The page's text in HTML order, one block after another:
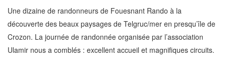
Une dizaine de randonneurs de Fouesnant Rando à la
découverte des beaux paysages de Telgruc/mer en presqu’île de
Crozon. La journée de randonnée organisée par l’association
Ulamir nous a comblés : excellent accueil et magnifiques circuits.